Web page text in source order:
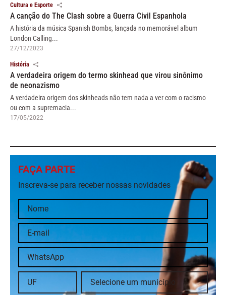
Cultura e Esporte
A canção do The Clash sobre a Guerra Civil Espanhola
A história da música Spanish Bombs, lançada no memorável album
London Calling...
27/12/2023
História
A verdadeira origem do termo skinhead que virou sinônimo
de neonazismo
A verdadeira origem dos skinheads não tem nada a ver com o racismo
ou com a supremacia...
17/05/2022
FAÇA PARTE
Inscreva-se para receber nossas novidades